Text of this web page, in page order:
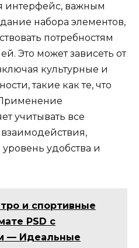
интерфейс, важным
набора элементов,
потребностям
Это может зависеть от
культурные и
такие как те, что
учитывать все
удобства и
и спортивные
PSD с
— Идеальные